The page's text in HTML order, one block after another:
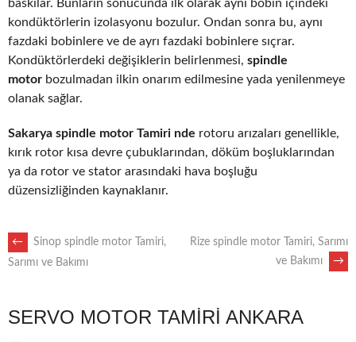
baskılar. Bunların sonucunda ilk olarak aynı bobin içindeki
kondüktörlerin izolasyonu bozulur. Ondan sonra bu, aynı
fazdaki bobinlere ve de ayrı fazdaki bobinlere sıçrar.
Kondüktörlerdeki değişiklerin belirlenmesi, spindle
motor bozulmadan ilkin onarım edilmesine yada yenilenmeye
olanak sağlar.
Sakarya spindle motor Tamiri nde rotoru arızaları genellikle,
kırık rotor kısa devre çubuklarından, döküm boşluklarından
ya da rotor ve stator arasındaki hava boşluğu
düzensizliğinden kaynaklanır.
POST
←
Sinop spindle motor Tamiri,
Sarımı ve Bakımı
Rize spindle motor Tamiri, Sarımı
ve Bakımı
→
SERVO MOTOR TAMIRI ANKARA